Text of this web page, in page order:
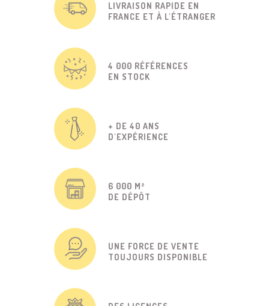
LIVRAISON RAPIDE EN
FRANCE ET À L'ÉTRANGER
4 000 RÉFÉRENCES
EN STOCK
+ DE 40 ANS
D'EXPÉRIENCE
6 000 M²
DE DÉPÔT
UNE FORCE DE VENTE
TOUJOURS DISPONIBLE